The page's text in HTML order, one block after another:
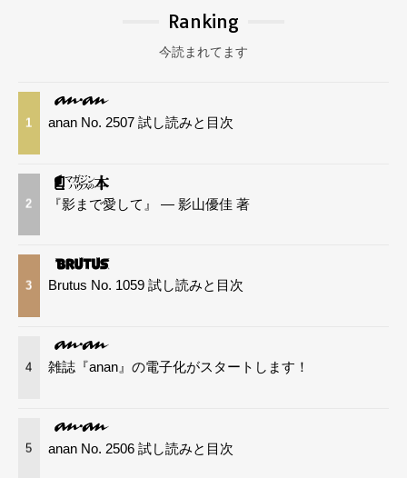
Ranking
今読まれてます
1 anan No. 2507 試し読みと目次
2 『影まで愛して』 — 影山優佳 著
3 Brutus No. 1059 試し読みと目次
4 雑誌『anan』の電子化がスタートします！
5 anan No. 2506 試し読みと目次